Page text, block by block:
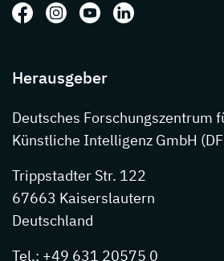
Folgen Sie uns auf: Facebook
Folgen Sie uns auf:
Folgen Sie uns auf:
Folgen Sie
Herausgeber
Deutsches Forschungszentrum
Künstliche Intelligenz GmbH
Trippstadter Str. 122
67663 Kaiserslautern
Deutschland
Tel.: +49 631 20575 0